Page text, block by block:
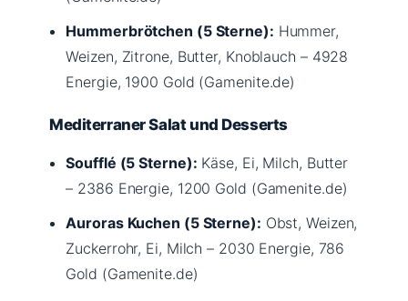
Hummerbrötchen (5 Sterne): Hummer,
Weizen, Zitrone, Butter, Knoblauch – 4928
Energie, 1900 Gold (Gamenite.de)
Mediterraner Salat und Desserts
Soufflé (5 Sterne): Käse, Ei, Milch, Butter
– 2386 Energie, 1200 Gold (Gamenite.de)
Auroras Kuchen (5 Sterne): Obst, Weizen,
Zuckerrohr, Ei, Milch – 2030 Energie, 786
Gold (Gamenite.de)